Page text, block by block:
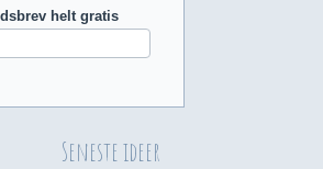
helt gratis
Seneste ideer